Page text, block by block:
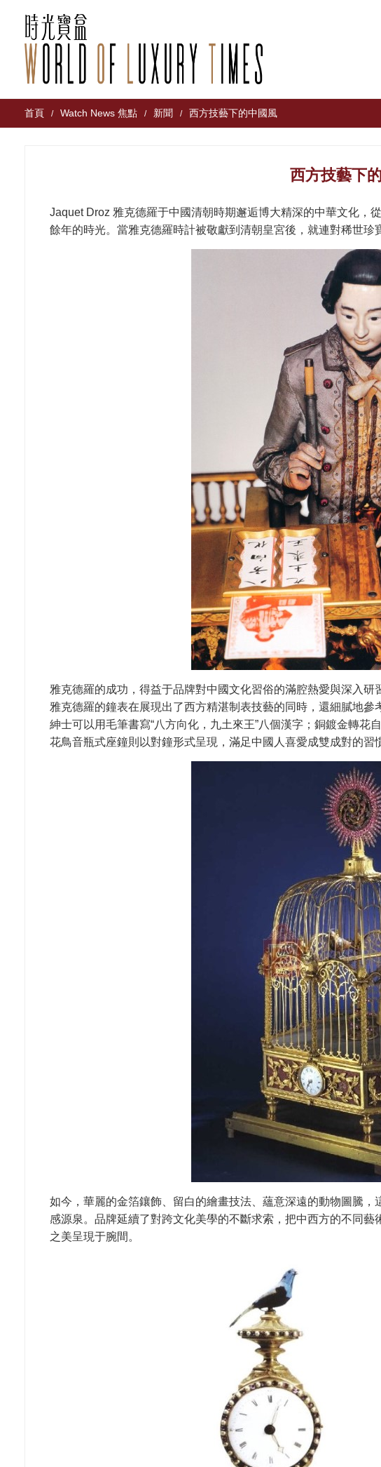
首頁 / Watch News 焦點 / 新聞 / 西方技藝下的中國風
西方技藝下
Jaquet Droz 雅克德羅于中國清朝時期邂逅博大精深的中華文化，
餘年的時光。當雅克德羅時計被敬獻到清朝皇宮後，就連對稀世珍
雅克德羅的成功，得益于品牌對中國文化習俗的滿腔熱愛與深入
雅克德羅的鐘表在展現出了西方精湛制表技藝的同時，還細膩地
紳士可以用毛筆書寫“八方向化，九土來王”八個漢字；銅鍍金轉
花鳥音瓶式座鐘則以對鐘形式呈現，滿足中國人喜愛成雙成對的
如今，華麗的金箔鑲飾、留白的繪畫技法、蘊意深遠的動物圖騰
感源泉。品牌延續了對跨文化美學的不斷求索，把中西方的不同
之美呈現于腕間。